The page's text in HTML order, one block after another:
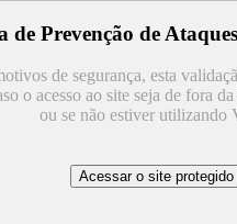
de Prevenção de
de segurança, esta
o acesso ao site seja de fora
ou se não estiver utilizando